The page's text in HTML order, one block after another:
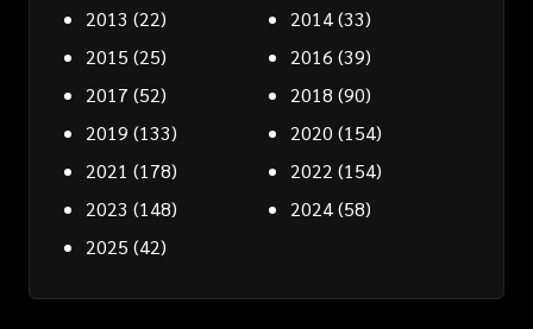
2013 (22) 2014(33)
2015 (25) 2016 (39)
2017 (52) 2018 (90)
2019 (133) 2020 (154)
2021 (178) 2022 (154)
2023 (148) 2024(58)
2025 (42)